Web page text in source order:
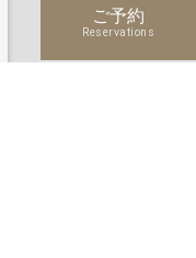
ご予約
Reservations